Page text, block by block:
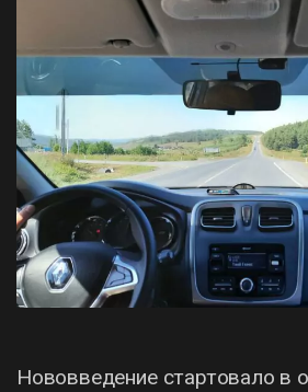
Нововведение стартовало в